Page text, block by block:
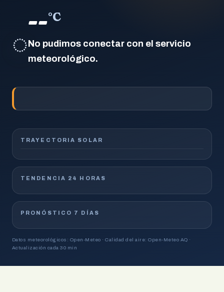
◌
--°C
No pudimos conectar con el servicio
meteorológico.
TRAYECTORIA SOLAR
TENDENCIA 24 HORAS
PRONÓSTICO 7 DÍAS
Datos meteorológicos: Open-Meteo · Calidad del aire: Open-Meteo AQ ·
Actualización cada 30 min